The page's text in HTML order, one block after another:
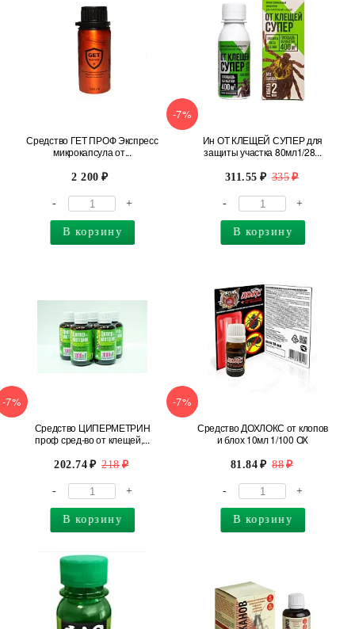
Средство ГЕТ ПРОФ Экспресс
микрокапсула от...
2 200
- +
В корзину
-7%
Ин ОТ КЛЕЩЕЙ СУПЕР для
защиты участка 80мл1/28...
311.55 335
- +
В корзину
-7%
Средство ЦИПЕРМЕТРИН
проф сред-во от клещей,...
202.74 218
- +
В корзину
-7%
Средство ДОХЛОКС от клопов
и блох 10мл 1/100 ОХ
81.84 88
- +
В корзину